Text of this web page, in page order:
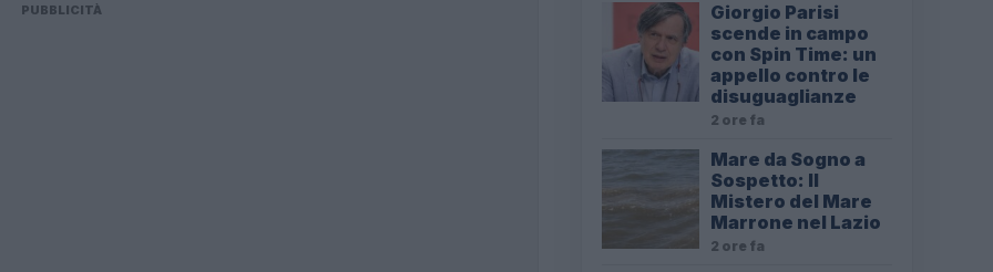
PUBBLICITÀ
Giorgio Parisi
scende in campo
con Spin Time: un
appello contro le
disuguaglianze
2 ore fa
Mare da Sogno a
Sospetto: Il
Mistero del Mare
Marrone nel Lazio
2 ore fa